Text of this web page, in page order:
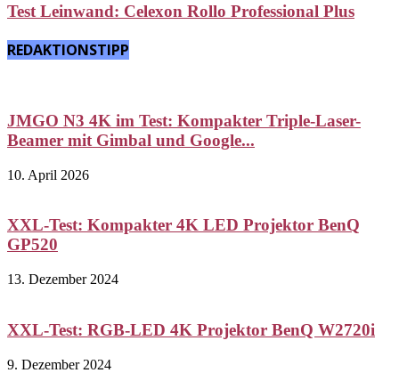
Test Leinwand: Celexon Rollo Professional Plus
REDAKTIONSTIPP
JMGO N3 4K im Test: Kompakter Triple-Laser-
Beamer mit Gimbal und Google...
10. April 2026
XXL-Test: Kompakter 4K LED Projektor BenQ
GP520
13. Dezember 2024
XXL-Test: RGB-LED 4K Projektor BenQ W2720i
9. Dezember 2024